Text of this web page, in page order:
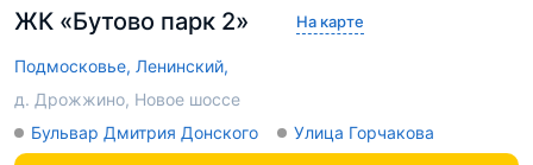
ЖК «Бутово парк 2» На карте
Подмосковье, Ленинский,
д. Дрожжино, Новое шоссе
Бульвар Дмитрия Донского
Улица Горчакова